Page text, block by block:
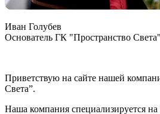
Иван Голубев
Основатель ГК "Пространство Света"
Приветствую на сайте нашей
Света”.
Наша компания специализируется на